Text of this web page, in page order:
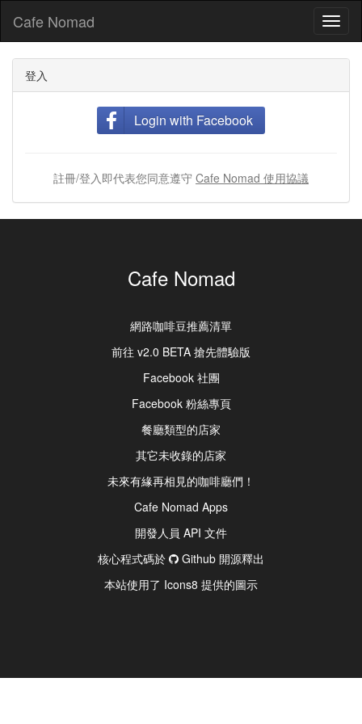
Cafe Nomad
登入
Login with Facebook
註冊/登入即代表您同意遵守 Cafe Nomad 使用協議
Cafe Nomad
網路咖啡豆推薦清單
前往 v2.0 BETA 搶先體驗版
Facebook 社團
Facebook 粉絲專頁
餐廳類型的店家
其它未收錄的店家
未來有緣再相見的咖啡廳們！
Cafe Nomad Apps
開發人員 API 文件
核心程式碼於
Github 開源釋出
本站使用了 Icons8 提供的圖示